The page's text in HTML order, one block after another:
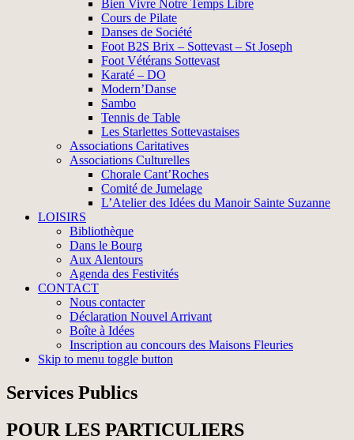
Bien Vivre Notre Temps Libre
Cours de Pilate
Danses de Société
Foot B2S Brix – Sottevast – St Joseph
Foot Vétérans Sottevast
Karaté – DO
Modern’Danse
Sambo
Tennis de Table
Les Starlettes Sottevastaises
Associations Caritatives
Associations Culturelles
Chorale Cant’Roches
Comité de Jumelage
L’Atelier des Idées du Manoir Sainte Suzanne
LOISIRS
Bibliothèque
Dans le Bourg
Aux Alentours
Agenda des Festivités
CONTACT
Nous contacter
Déclaration Nouvel Arrivant
Boîte à Idées
Inscription au concours des Maisons Fleuries
Skip to menu toggle button
Services Publics
POUR LES PARTICULIERS